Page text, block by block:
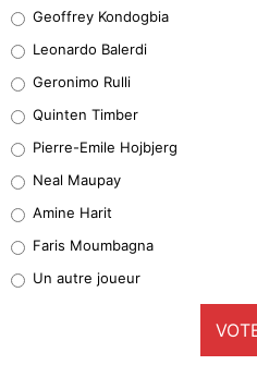
38%
32%
5%
1%
9%
Geoffrey Kondogbia
Leonardo Balerdi
Geronimo Rulli
Quinten Timber
Pierre-Emile Hojbjerg
Neal Maupay
Amine Harit
Faris Moumbagna
Un autre joueur